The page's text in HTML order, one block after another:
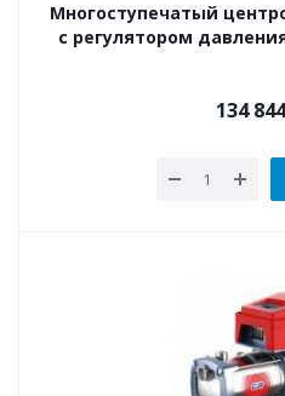
Многоступечатый
с регулятором
134 844